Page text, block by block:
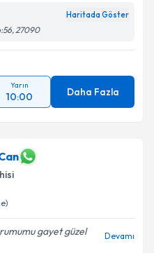
Haritada Göster
27090
Yarın
10:00 Daha Fazla
gayet güzel
Devamı